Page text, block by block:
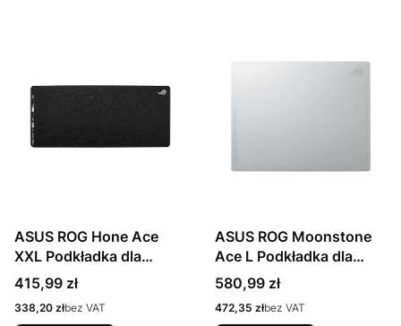
ASUS ROG Hone Ace
XXL Podkładka dla
graczy Czarny
Cena
415,99 zł
Cena
338,20 złbez VAT
ASUS ROG Moonstone
Ace L Podkładka dla
graczy Biały
Cena
580,99 zł
Cena
472,35 złbez VAT